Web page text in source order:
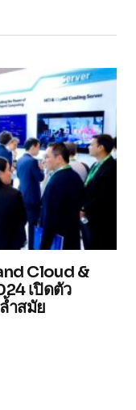
Cloud &
เปิดตัว
ำสมัย